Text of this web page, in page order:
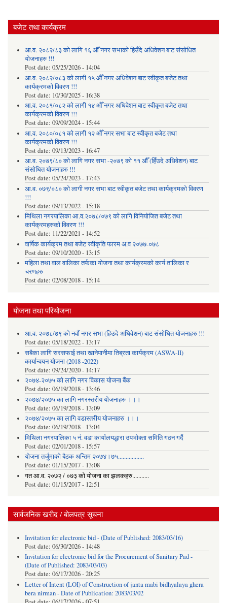
बजेट तथा कार्यक्रम
आ.व. २०८२/८३ को लागि १६ औँ नगर सभाको हिउँदे अधिवेशन बाट संसोधित
योजनाहरु !!!
Post date: 05/25/2026 - 14:04
आ.व. २०८२/०८३ को लागी १५ औँ नगर अधिवेशन बाट स्वीकृत बजेट तथा
कार्यक्रमको विवरण !!!
Post date: 10/30/2025 - 16:38
आ.व. २०८१/०८२ को लागी १४ औँ नगर अधिवेशन बाट स्वीकृत बजेट तथा
कार्यक्रमको विवरण !!!
Post date: 09/09/2024 - 15:44
आ.व. २०८०/०८१ को लागी १२ औँ नगर सभा बाट स्वीकृत बजेट तथा
कार्यक्रमको विवरण !!!
Post date: 09/13/2023 - 16:47
आ.व. २०७९/८० को लागि नगर सभा -२०७९ को ११ औँ (हिँउदे अधिवेशन) बाट
संसोधित योजनाहरु !!!
Post date: 05/24/2023 - 17:43
आ.व. ०७९/०८० को लागी नगर सभा बाट स्वीकृत बजेट तथा कार्यक्रमको विवरण
!!!
Post date: 09/13/2022 - 15:18
मिथिला नगरपालिका आ.व.२०७८/०७९ को लागि विनियोजित बजेट तथा
कार्यक्रमहरुको विवरण !!!
Post date: 11/22/2021 - 14:52
वार्षिक कार्यक्रम तथा बजेट स्वीकृति फारम अ.व २०७७-०७८
Post date: 09/10/2020 - 13:15
महिला तथा वाल वालिका तर्फका याेजना तथा कार्यक्रमकाे कार्य तालिका र
चरणहरु
Post date: 02/08/2018 - 15:14
योजना तथा परियोजना
आ.व. २०७८/७९ को नवौं नगर सभा (हिउदे अधिवेशन) बाट संसोधित योजनाहरु !!!
Post date: 05/18/2022 - 13:17
सबैका लागि सरसफाई तथा खानेपानीमा तिब्रता कार्यक्रम (ASWA-II)
कार्यान्वयन योजना (2018 -2022)
Post date: 09/24/2020 - 14:17
२०७४-२०७५ को लागि नगर विकास योजना बैंक
Post date: 06/19/2018 - 13:46
२०७४/२०७५ का लागि नगरस्तरीय योजनाहरु ।।।
Post date: 06/19/2018 - 13:09
२०७४/२०७५ का लागि वडास्तरीय योजनाहरु ।।।
Post date: 06/19/2018 - 13:04
मिथिला नगरपालिका ५ नं. वडा कार्यालयद्धारा उपभोक्ता समिति गठन गर्दै
Post date: 02/01/2018 - 15:57
याेजना तर्जुमाकाे बैठक अन्तिम २०७४।७५.................
Post date: 01/15/2017 - 13:08
गत आ.व. २०७२ / ०७३ को योजना का झलकहरु...........
Post date: 01/15/2017 - 12:51
सार्वजनिक खरीद / बोलपत्र सूचना
Invitation for electronic bid - (Date of Published: 2083/03/16)
Post date: 06/30/2026 - 14:48
Invitation for electronic bid for the Procurement of Sanitary Pad -
(Date of Published: 2083/03/03)
Post date: 06/17/2026 - 20:25
Letter of Intent (LOI) of Construction of janta mabi bidhyalaya ghera
bera nirman - Date of Publication: 2083/03/02